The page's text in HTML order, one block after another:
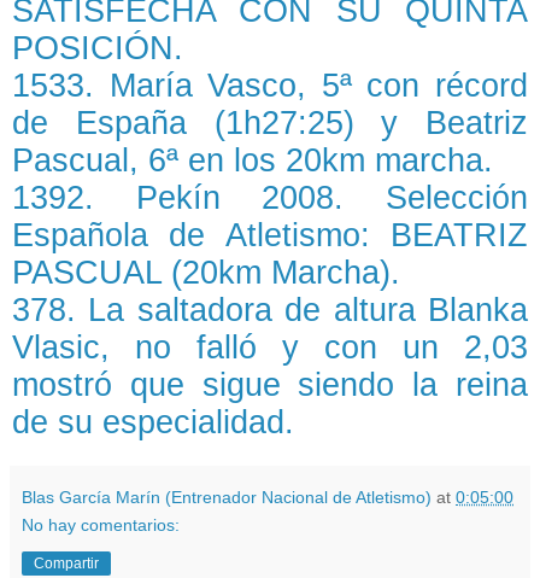
SATISFECHA CON SU QUINTA
POSICIÓN.
1533. María Vasco, 5ª con récord
de España (1h27:25) y Beatriz
Pascual, 6ª en los 20km marcha.
1392. Pekín 2008. Selección
Española de Atletismo: BEATRIZ
PASCUAL (20km Marcha).
378. La saltadora de altura Blanka
Vlasic, no falló y con un 2,03
mostró que sigue siendo la reina
de su especialidad.
Blas García Marín (Entrenador Nacional de Atletismo) at 0:05:00
No hay comentarios:
Compartir